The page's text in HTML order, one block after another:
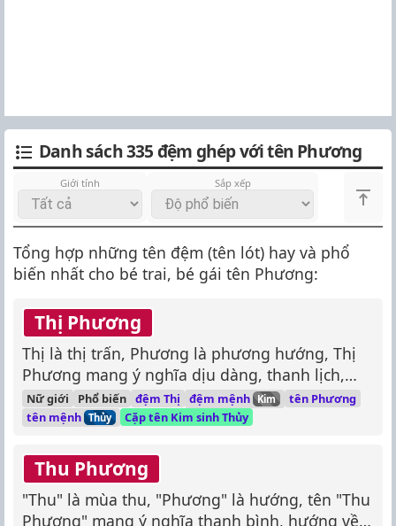
Danh sách 335 đệm ghép với tên Phương
Giới tính Sắp xếp
Tổng hợp những tên đệm (tên lót) hay và phổ
biến nhất cho bé trai, bé gái tên Phương:
Thị Phương
Thị là thị trấn, Phương là phương hướng, Thị
Phương mang ý nghĩa dịu dàng, thanh lịch,
luôn hướng đến những điều tốt đẹp.
Nữ giới Phổ biến đệm Thị đệm mệnh Kim
tên Phương
tên mệnh Thủy Cặp tên Kim sinh Thủy
Thu Phương
"Thu" là mùa thu, "Phương" là hướng, tên "Thu
Phương" mang ý nghĩa thanh bình, hướng về